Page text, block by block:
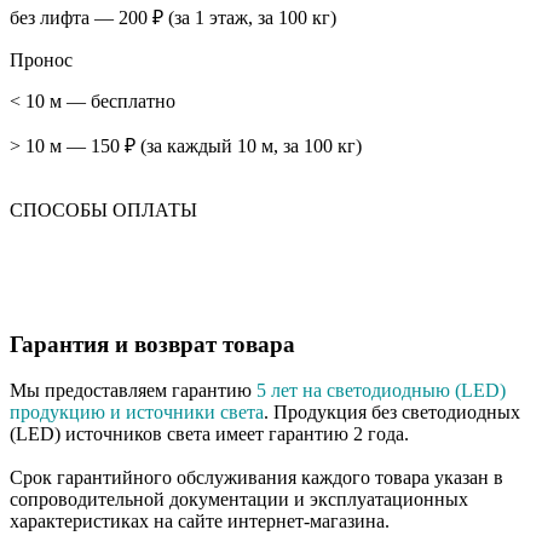
без лифта — 200 ₽ (за 1 этаж, за 100 кг)
Пронос
< 10 м — бесплатно
> 10 м — 150 ₽ (за каждый 10 м, за 100 кг)
СПОСОБЫ ОПЛАТЫ
Гарантия и возврат товара
Мы предоставляем гарантию 5 лет на светодиодныю (LED)
продукцию и источники света. Продукция без светодиодных
(LED) источников света имеет гарантию 2 года.
Срок гарантийного обслуживания каждого товара указан в
сопроводительной документации и эксплуатационных
характеристиках на сайте интернет-магазина.